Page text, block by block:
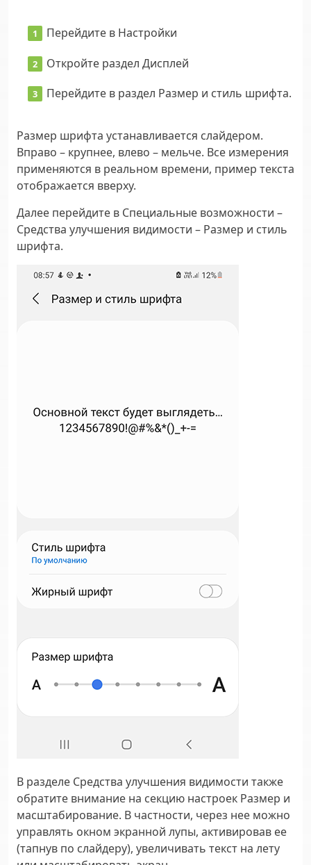
Перейдите в Настройки
Откройте раздел Дисплей
Перейдите в раздел Размер и стиль шрифта.
Размер шрифта устанавливается слайдером.
Вправо – крупнее, влево – мельче. Все измерения
применяются в реальном времени, пример текста
отображается вверху.
Далее перейдите в Специальные возможности –
Средства улучшения видимости – Размер и стиль
шрифта.
В разделе Средства улучшения видимости также
обратите внимание на секцию настроек Размер и
масштабирование. В частности, через нее можно
управлять окном экранной лупы, активировав ее
(тапнув по слайдеру), увеличивать текст на лету